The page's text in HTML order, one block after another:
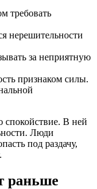
требовать
нерешительности
за неприятную
признаком силы.
спокойствие. В ней
Люди
под раздачу,
раньше